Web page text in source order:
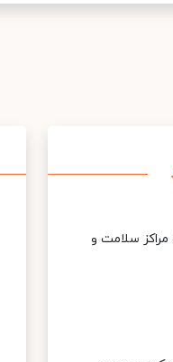
مراکز سلامت و